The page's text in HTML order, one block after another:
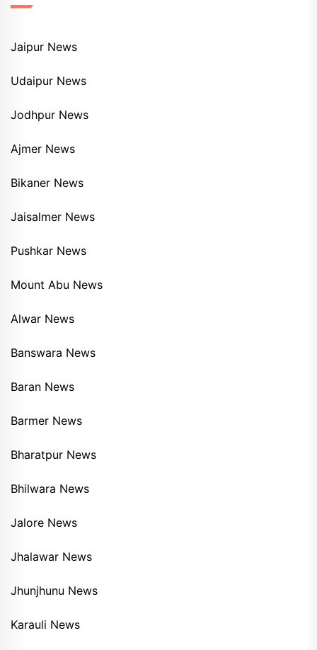
Jaipur News
Udaipur News
Jodhpur News
Ajmer News
Bikaner News
Jaisalmer News
Pushkar News
Mount Abu News
Alwar News
Banswara News
Baran News
Barmer News
Bharatpur News
Bhilwara News
Jalore News
Jhalawar News
Jhunjhunu News
Karauli News